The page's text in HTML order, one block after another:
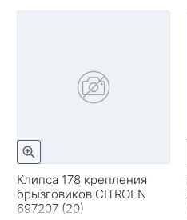
Клипса 178 крепления
брызговиков CITROEN
697207 (20)